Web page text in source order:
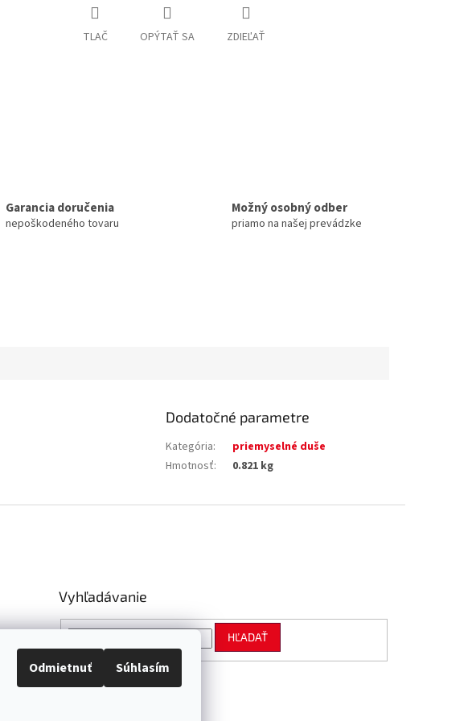
Odmietnuť Súhlasím
TLAČ OPÝTAŤ SA ZDIEĽAŤ
Garancia doručenia
nepoškodeného tovaru
Možný osobný odber
priamo na našej prevádzke
Dodatočné parametre
Kategória:
priemyselné duše
Hmotnosť: 0.821 kg
Vyhľadávanie
HĽADAŤ